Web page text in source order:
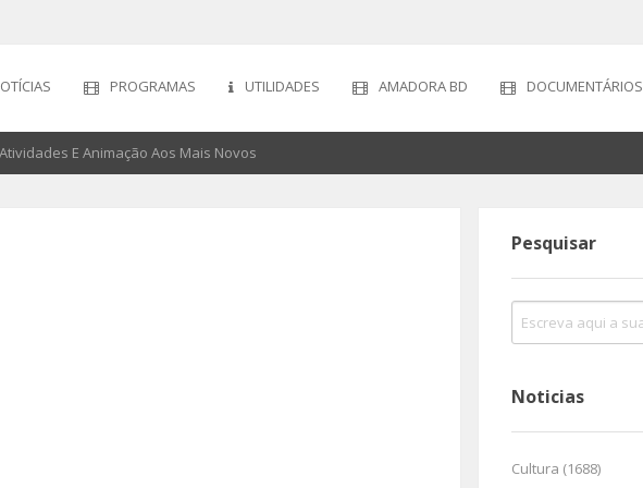
PROGRAMAS UTILIDADES AMADORA BD DOCUMENTÁRIOS
E Animação Aos Mais Novos
Pesquisar
Noticias
Cultura (1688)